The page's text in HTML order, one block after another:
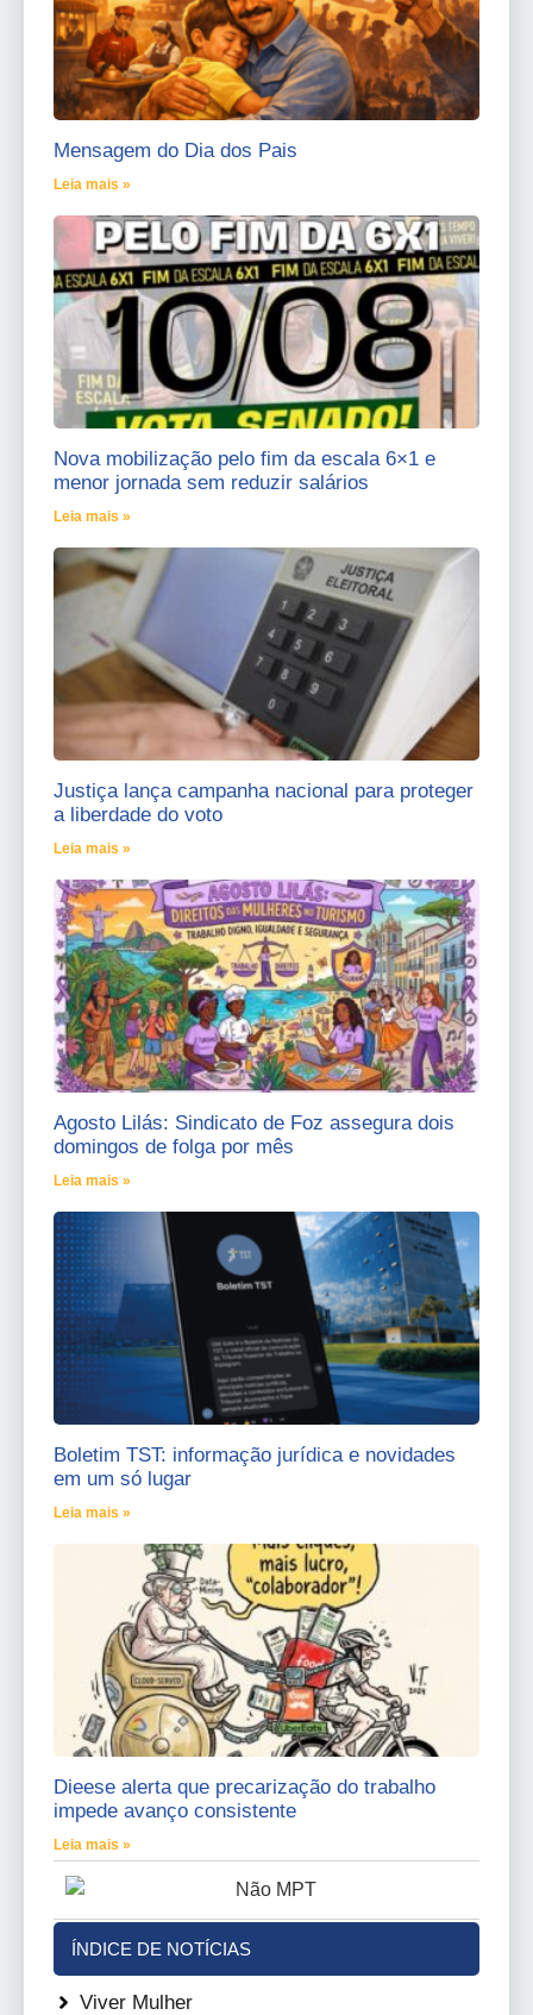
Mensagem do Dia dos Pais
Leia mais »
Nova mobilização pelo fim da escala 6×1 e
menor jornada sem reduzir salários
Leia mais »
Justiça lança campanha nacional para proteger
a liberdade do voto
Leia mais »
Agosto Lilás: Sindicato de Foz assegura dois
domingos de folga por mês
Leia mais »
Boletim TST: informação jurídica e novidades
em um só lugar
Leia mais »
Dieese alerta que precarização do trabalho
impede avanço consistente
Leia mais »
ÍNDICE DE NOTÍCIAS
Viver Mulher